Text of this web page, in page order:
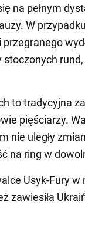
na pełnym
W
to tradycyjna
pięściarzy.
nie uległy
na ring w
Usyk-Fury w
zawiesiła